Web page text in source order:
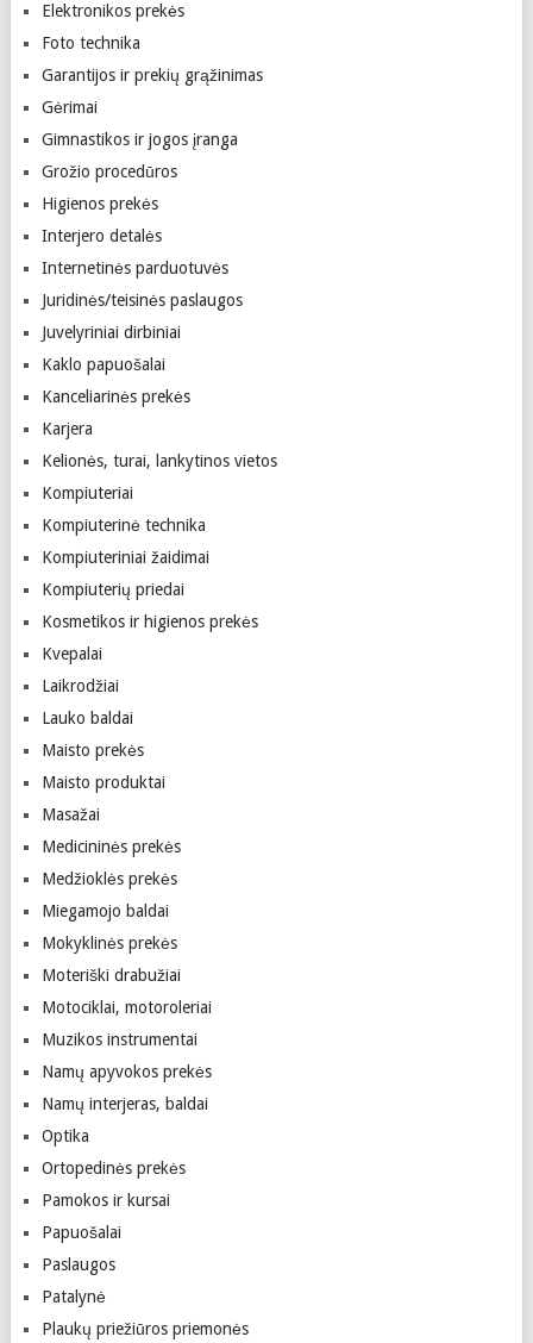
Elektronikos prekės
Foto technika
Garantijos ir prekių grąžinimas
Gėrimai
Gimnastikos ir jogos įranga
Grožio procedūros
Higienos prekės
Interjero detalės
Internetinės parduotuvės
Juridinės/teisinės paslaugos
Juvelyriniai dirbiniai
Kaklo papuošalai
Kanceliarinės prekės
Karjera
Kelionės, turai, lankytinos vietos
Kompiuteriai
Kompiuterinė technika
Kompiuteriniai žaidimai
Kompiuterių priedai
Kosmetikos ir higienos prekės
Kvepalai
Laikrodžiai
Lauko baldai
Maisto prekės
Maisto produktai
Masažai
Medicininės prekės
Medžioklės prekės
Miegamojo baldai
Mokyklinės prekės
Moteriški drabužiai
Motociklai, motoroleriai
Muzikos instrumentai
Namų apyvokos prekės
Namų interjeras, baldai
Optika
Ortopedinės prekės
Pamokos ir kursai
Papuošalai
Paslaugos
Patalynė
Plaukų priežiūros priemonės